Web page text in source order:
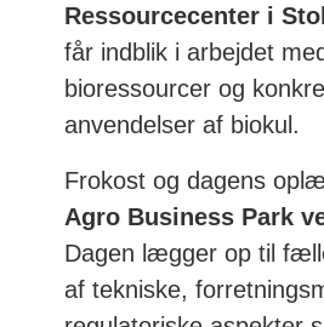
Ressourcecenter i
får indblik i arbejdet
bioressourcer og
anvendelser af biokul.
Frokost og dagens
Agro Business Park
Dagen lægger op til
af tekniske,